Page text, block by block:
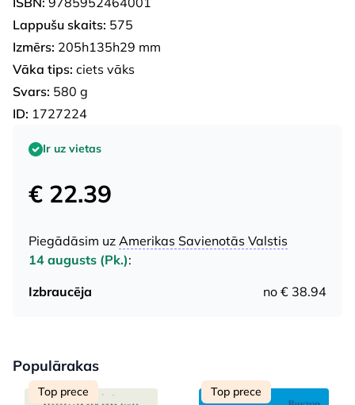
Lappušu skaits: 575
Izmērs: 205h135h29 mm
Vāka tips: ciets vāks
Svars: 580 g
ID: 1727224
Ir uz vietas
€ 22.39
Piegādāsim uz Amerikas Savienotās Valstis
14 augusts (Pk.):
Izbraucēja
no € 38.94
Populārakas
Top prece Top prece